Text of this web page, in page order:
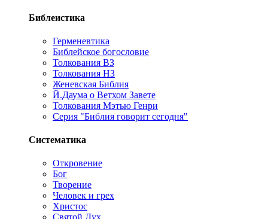
Библеистика
Герменевтика
Библейское богословие
Толкования ВЗ
Толкования НЗ
Женевская Библия
Й.Даума о Ветхом Завете
Толкования Мэтью Генри
Серия "Библия говорит сегодня"
Систематика
Откровение
Бог
Творение
Человек и грех
Христос